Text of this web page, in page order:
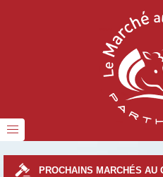
PROCHAINS MARCHÉS AU